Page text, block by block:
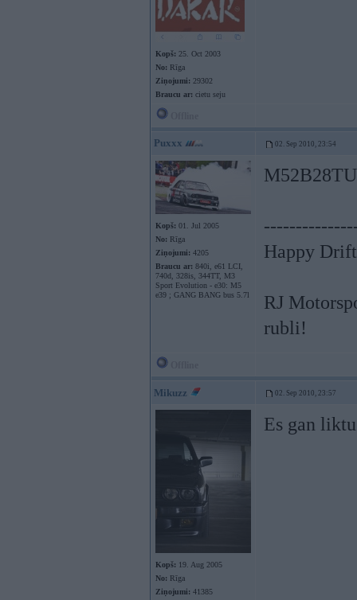
Kopš: 25. Oct 2003
No: Rīga
Ziņojumi: 29302
Braucu ar: cietu seju
Puxxx 02. Sep 2010, 23:54
Kopš: 01. Jul 2005
No: Rīga
Ziņojumi: 4205
Braucu ar: 840i, e61 LCI,
740d, 328is, 344TT, M3
Sport Evolution - e30: M5
e39 ; GANG BANG bus 5.7l
Happy
RJ
rubli!
Mikuzz 02. Sep 2010, 23:57
Kopš: 19. Aug 2005
No: Rīga
Ziņojumi: 41385
Es gan